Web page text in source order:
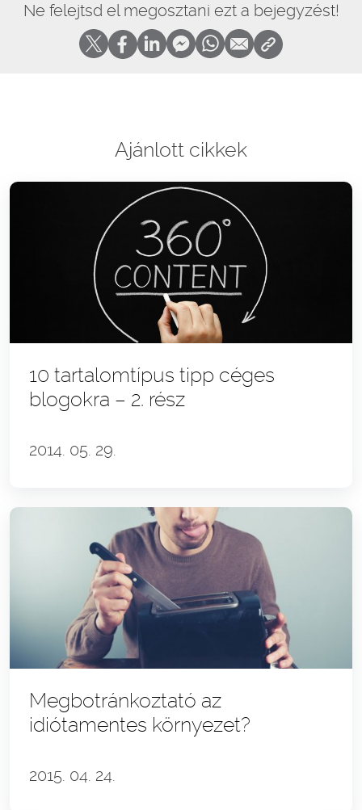
Ne felejtsd el megosztani ezt a bejegyzést!
Ajánlott cikkek
10 tartalomtípus tipp céges
blogokra – 2. rész
2014. 05. 29.
Megbotránkoztató az
idiótamentes környezet?
2015. 04. 24.